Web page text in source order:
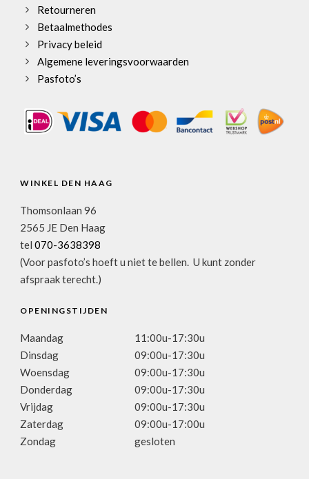
Retourneren
Betaalmethodes
Privacy beleid
Algemene leveringsvoorwaarden
Pasfoto’s
WINKEL DEN HAAG
Thomsonlaan 96
2565 JE Den Haag
tel 070-3638398
(Voor pasfoto’s hoeft u niet te bellen. U kunt zonder
afspraak terecht.)
OPENINGSTIJDEN
Maandag
11:00u-17:30u
Dinsdag
09:00u-17:30u
Woensdag
09:00u-17:30u
Donderdag
09:00u-17:30u
Vrijdag
09:00u-17:30u
Zaterdag
09:00u-17:00u
Zondag
gesloten